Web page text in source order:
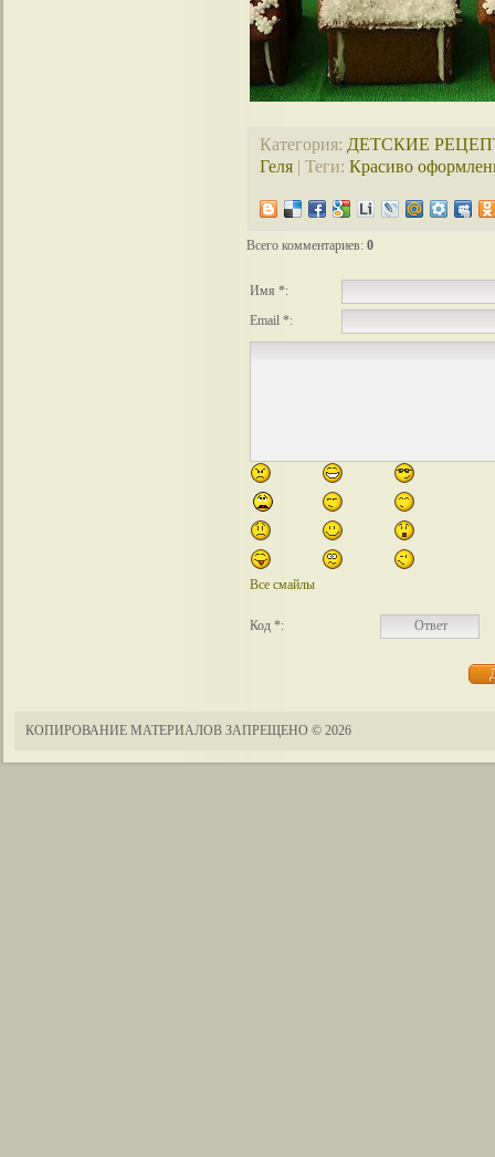
Категория: ДЕТСКИЕ
Геля | Теги: Красиво
Всего комментариев: 0
Имя *:
Email *:
Все смайлы
Код *:
КОПИРОВАНИЕ МАТЕРИАЛОВ ЗАПРЕЩЕНО © 2026